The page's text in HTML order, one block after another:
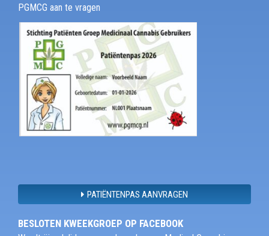
PGMCG aan te vragen
PATIËNTENPAS AANVRAGEN
BESLOTEN KWEEKGROEP OP FACEBOOK